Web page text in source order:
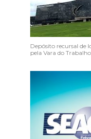
Depósito recursal de
pela Vara do